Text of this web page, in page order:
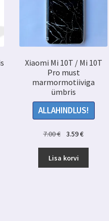
Xiaomi Mi 10T / Mi 10T
Pro must
marmormotiiviga
ümbris
ALLAHINDLUS!
7.00€
Algne
oli:
7.00 €.
3.59€Praegune
3.59 €.
Lisa korvi